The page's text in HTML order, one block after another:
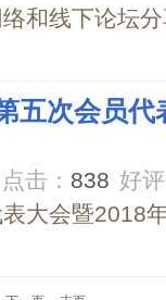
和线下论坛
五次会员
点击： 838 好
大会暨2018